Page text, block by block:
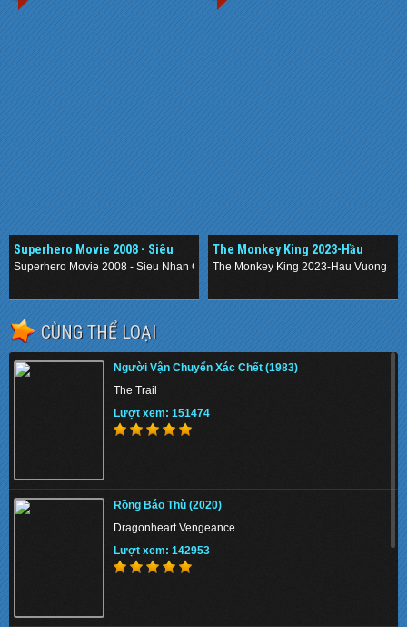
Superhero Movie 2008 - Siêu
Nhân Chuồn Chuồn
Superhero Movie 2008 - Sieu Nhan Chuon Chuon
The Monkey King 2023-Hầu
Vương
The Monkey King 2023-Hau Vuong
CÙNG THỂ LOẠI
Người Vận Chuyển Xác Chết (1983)
The Trail
Lượt xem: 151474
Rồng Báo Thù (2020)
Dragonheart Vengeance
Lượt xem: 142953